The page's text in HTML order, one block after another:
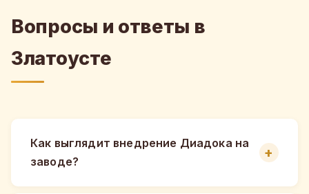
Вопросы и ответы в
Златоусте
Как выглядит внедрение Диадока на
заводе?